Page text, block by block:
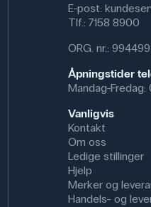
E-post:
Tlf.: 7158 8900
ORG. nr.:
Åpningstider
Mandag-Fredag:
Vanligvis
Kontakt
Om oss
Ledige stillinger
Hjelp
Merker og
Handels- og